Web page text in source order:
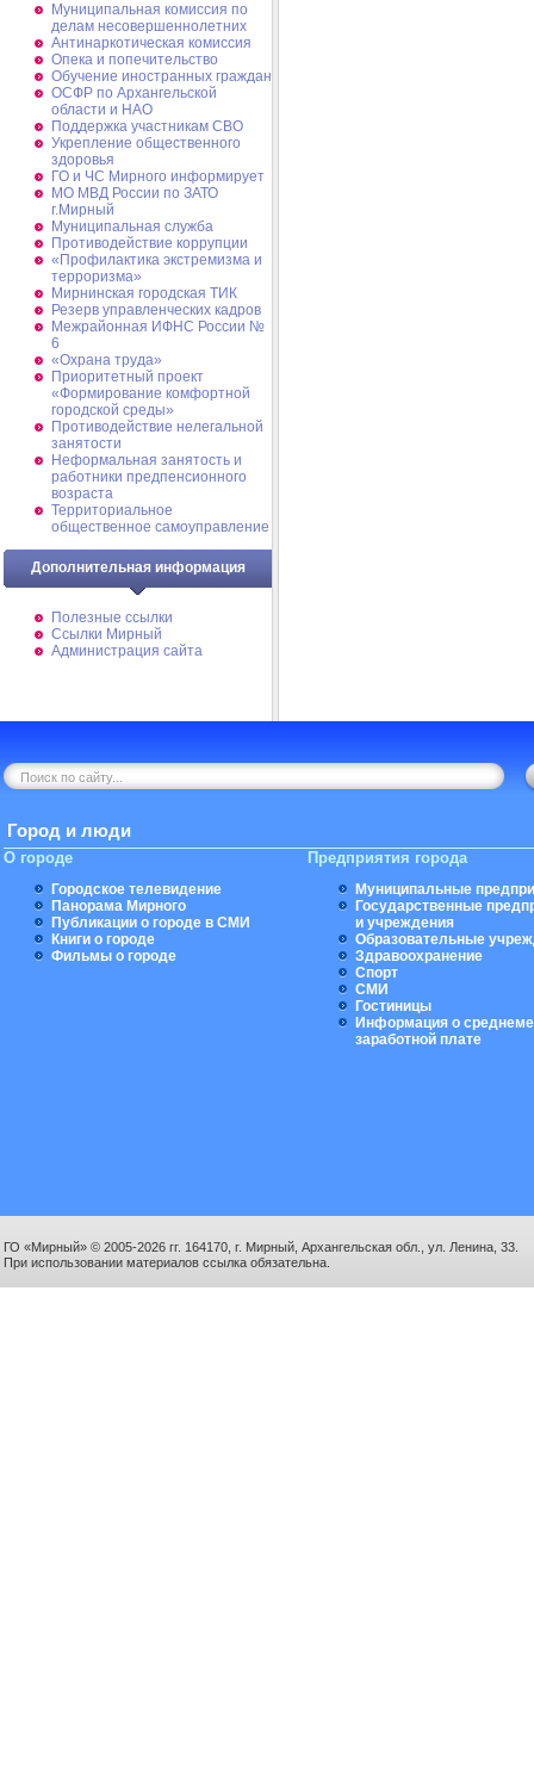
Муниципальная комиссия по
делам несовершеннолетних
Антинаркотическая комиссия
Опека и попечительство
Обучение иностранных граждан
ОСФР по Архангельской
области и НАО
Поддержка участникам СВО
Укрепление общественного
здоровья
ГО и ЧС Мирного информирует
МО МВД России по ЗАТО
г.Мирный
Муниципальная cлужба
Противодействие коррупции
«Профилактика экстремизма и
терроризма»
Мирнинская городская ТИК
Резерв управленческих кадров
Межрайонная ИФНС России №
6
«Охрана труда»
Приоритетный проект
«Формирование комфортной
городской среды»
Противодействие нелегальной
занятости
Неформальная занятость и
работники предпенсионного
возраста
Территориальное
общественное самоуправление
Дополнительная информация
Полезные ссылки
Ссылки Мирный
Администрация сайта
Город и люди
О городе
Городское телевидение
Панорама Мирного
Публикации о городе в СМИ
Книги о городе
Фильмы о городе
Предприятия города
Муниципальные
Государственные
и учреждения
Образовательные
Здравоохранение
Спорт
СМИ
Гостиницы
Информация о
заработной плате
ГО «Мирный» © 2005-2026 гг. 164170, г. Мирный, Архангельская обл., ул. Ленина, 33.
При использовании материалов ссылка обязательна.